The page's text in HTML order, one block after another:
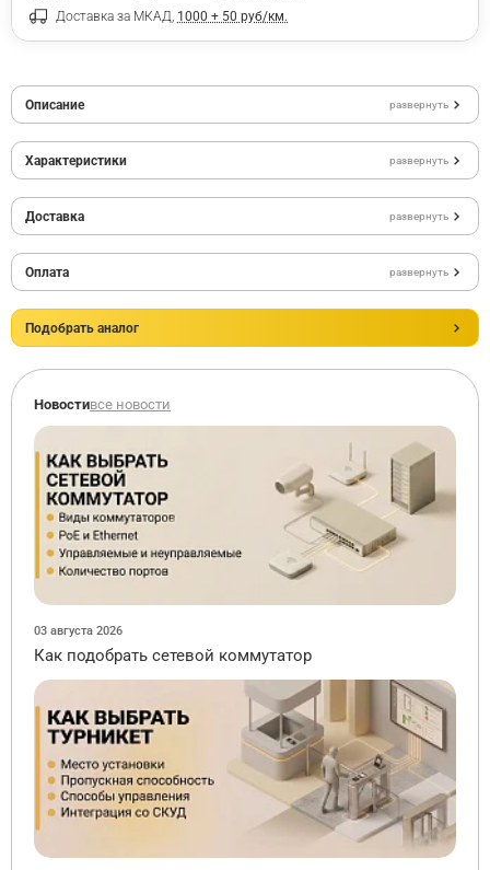
Доставка за МКАД, 1000 + 50 руб/км.
Описание развернуть
Характеристики развернуть
Доставка развернуть
Оплата развернуть
Подобрать аналог
Новостивсе новости
03 августа 2026
Как подобрать сетевой коммутатор